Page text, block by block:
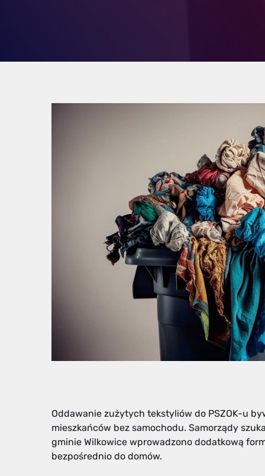
Oddawanie zużytych tekstyliów do PSZOK-u
mieszkańców bez samochodu. Samorządy
gminie Wilkowice wprowadzono dodatkową
bezpośrednio do domów.